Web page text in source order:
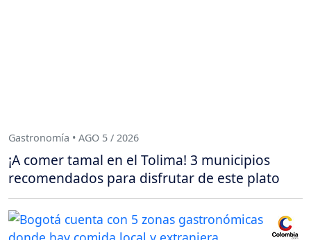
Gastronomía • AGO 5 / 2026
¡A comer tamal en el Tolima! 3 municipios
recomendados para disfrutar de este plato